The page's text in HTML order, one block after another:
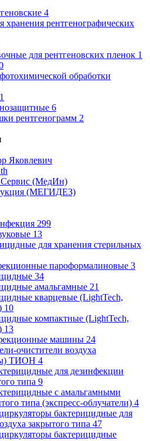
4
хранения рентгенографических
для рентгеновских пленок 1
обработки
1
6
рентгенограмм 2
Яковлевич
(МедИн)
(МЕГИДЕЗ)
299
13
для хранения стерильных
пароформалиновые 3
34
амальгамные 21
кварцевые (LightTech,
10
компактные (LightTech,
13
машины 24
очистители воздуха
ТИОН 4
для дезинфекции
типа 9
с амальгамными
типа (экспресс-облучатели) 4
бактерицидные для
закрытого типа 47
бактерицидные